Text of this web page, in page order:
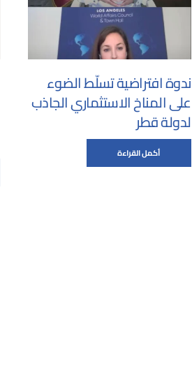
ندوة افتراضية تسلّط الضوء
على المناخ الاستثماري الجاذب
لدولة قطر
أكمل القراءة